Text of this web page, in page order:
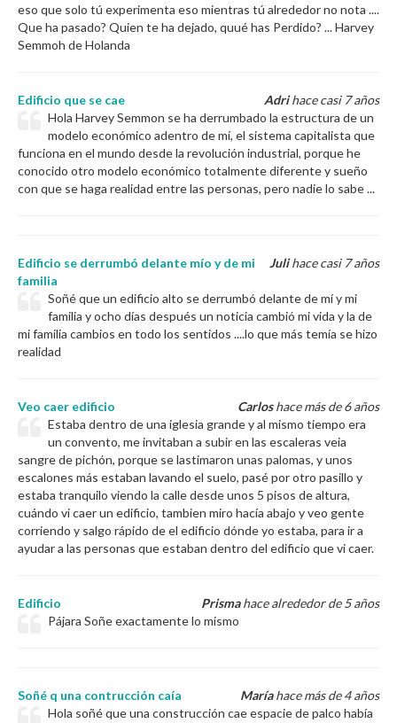
eso que solo tú experimenta eso mientras tú alrededor no nota ....
Que ha pasado? Quien te ha dejado, quué has Perdido? ... Harvey
Semmoh de Holanda
Adrihace casi 7 años
Edificio que se cae
Hola Harvey Semmon se ha derrumbado la estructura de un
modelo económico adentro de mí, el sistema capitalista que
funciona en el mundo desde la revolución industrial, porque he
conocido otro modelo económico totalmente diferente y sueño
con que se haga realidad entre las personas, pero nadie lo sabe ...
Julihace casi 7 años
Edificio se derrumbó delante mío y de mi
familia
Soñé que un edificio alto se derrumbó delante de mí y mi
familia y ocho días después un noticia cambió mi vida y la de
mi familia cambios en todo los sentidos ....lo que más temía se hizo
realidad
Carloshace más de 6 años
Veo caer edificio
Estaba dentro de una iglesia grande y al mismo tiempo era
un convento, me invitaban a subir en las escaleras veia
sangre de pichón, porque se lastimaron unas palomas, y unos
escalones más estaban lavando el suelo, pasé por otro pasillo y
estaba tranquilo viendo la calle desde unos 5 pisos de altura,
cuándo vi caer un edificio, tambien miro hacía abajo y veo gente
corriendo y salgo rápido de el edificio dónde yo estaba, para ir a
ayudar a las personas que estaban dentro del edificio que vi caer.
Prismahace alrededor de 5 años
Edificio
Pájara Soñe exactamente lo mismo
Maríahace más de 4 años
Soñé q una contrucción caía
Hola soñé que una construcción cae espacie de palco había